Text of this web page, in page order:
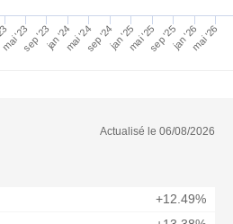
jan '24 jan '25 jan '26
mai '23sep '23 mai '24sep '24 mai '25sep '25 mai '26
Actualisé le 06/08/2026
+12.49%